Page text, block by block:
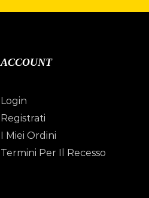
ACCOUNT
Login
Registrati
I Miei Ordini
Termini Per Il Recesso